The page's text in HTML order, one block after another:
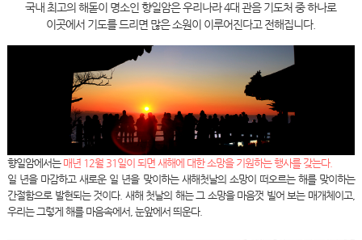
국내 최고의 해돋이 명소인 향일암은 우리나라 4대 관음 기도처 중 하나로
이곳에서 기도를 드리면 많은 소원이 이루어진다고 전해집니다.
향일암에서는 매년 12월 31일이 되면 새해에 대한 소망을 기원하는 행사를 갖는다.
일 년을 마감하고 새로운 일 년을 맞이하는 새해첫날의 소망이 떠오르는 해를 맞이하는
간절함으로 발현되는 것이다. 새해 첫날의 해는 그 소망을 마음껏 빌어 보는 매개체이고,
우리는 그렇게 해를 마음속에서, 눈앞에서 띄운다.